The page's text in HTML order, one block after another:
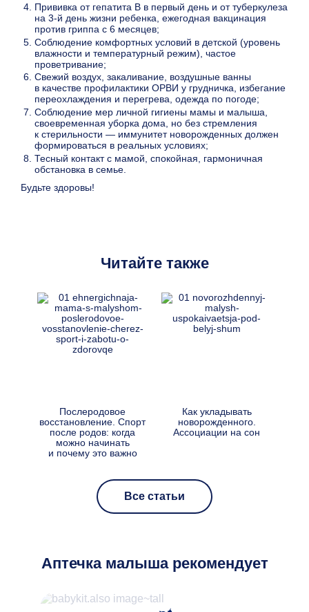
Прививка от гепатита B в первый день и от туберкулеза
на 3-й день жизни ребенка, ежегодная вакцинация
против гриппа с 6 месяцев;
Соблюдение комфортных условий в детской (уровень
влажности и температурный режим), частое
проветривание;
Свежий воздух, закаливание, воздушные ванны
в качестве профилактики ОРВИ у грудничка, избегание
переохлаждения и перегрева, одежда по погоде;
Соблюдение мер личной гигиены мамы и малыша,
своевременная уборка дома, но без стремления
к стерильности — иммунитет новорожденных должен
формироваться в реальных условиях;
Тесный контакт с мамой, спокойная, гармоничная
обстановка в семье.
Будьте здоровы!
Читайте также
Послеродовое
восстановление. Спорт
после родов: когда
можно начинать
и почему это важно
Как укладывать
новорожденного.
Ассоциации на сон
Все статьи
Аптечка малыша рекомендует